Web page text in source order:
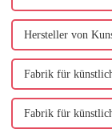
Hersteller von
Fabrik für
Fabrik für